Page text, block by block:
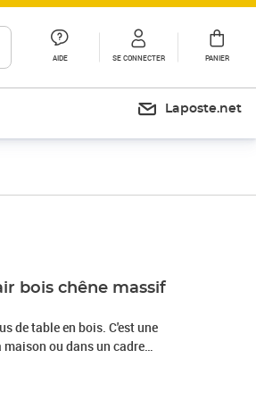
AIDE SE CONNECTER PANIER
Laposte.net
bois chêne massif
de table en bois. C'est une
ou dans un cadre
est en bois de chêne massif, un